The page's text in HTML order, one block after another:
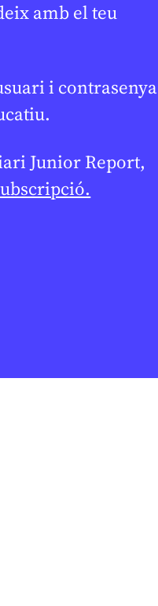
amb el teu
i contrasenya
Junior Report,